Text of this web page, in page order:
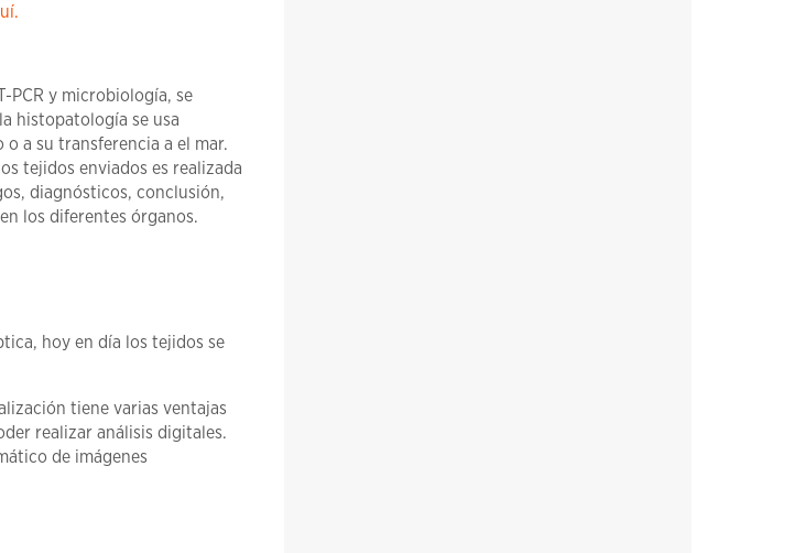
PCR y microbiología, se
histopatología se usa
a su transferencia a el mar.
tejidos enviados es realizada
diagnósticos, conclusión,
los diferentes órganos.
hoy en día los tejidos se
tiene varias ventajas
realizar análisis digitales.
de imágenes